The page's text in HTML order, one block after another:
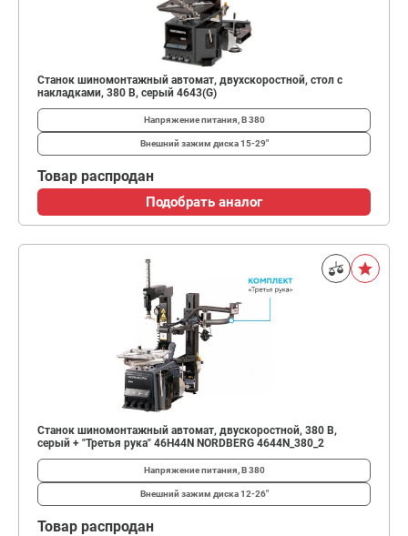
Станок шиномонтажный автомат, двухскоростной, стол с
накладками, 380 В, серый 4643(G)
Напряжение питания, В380
Внешний зажим диска15-29"
Товар распродан
Подобрать аналог
Станок шиномонтажный автомат, двускоростной, 380 В,
серый + "Третья рука" 46H44N NORDBERG 4644N_380_2
Напряжение питания, В380
Внешний зажим диска12-26"
Товар распродан